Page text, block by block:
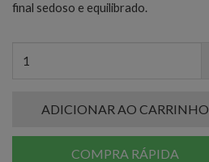
final sedoso e equilibrado.
ADICIONAR AO CARRINHO
COMPRA RÁPIDA